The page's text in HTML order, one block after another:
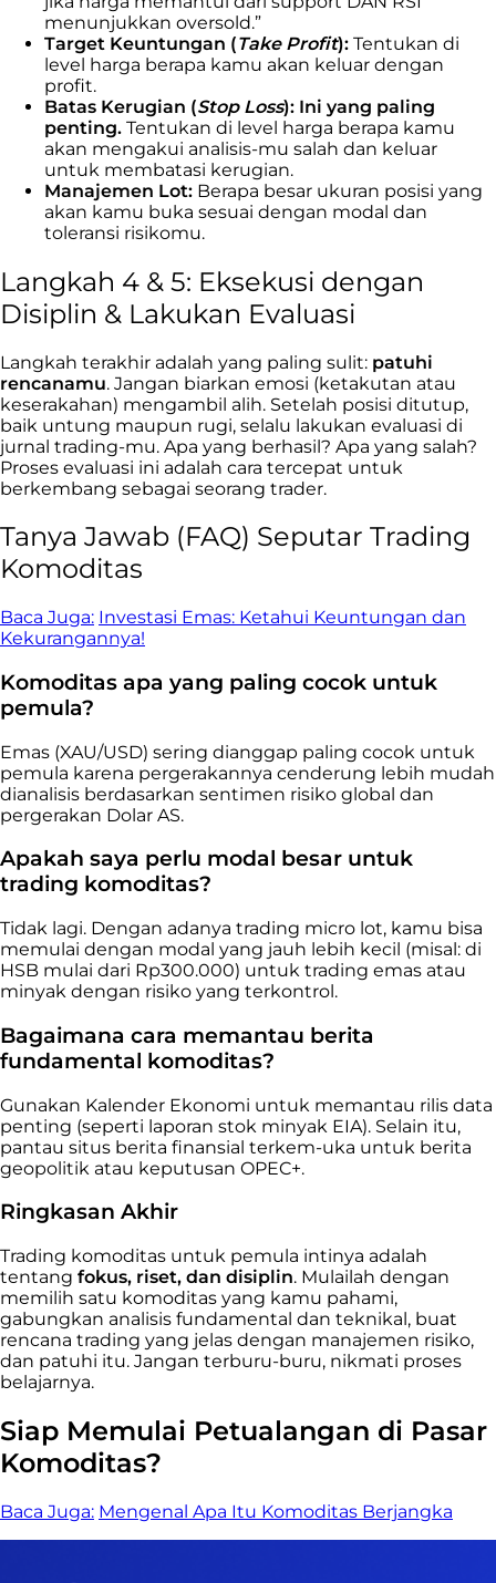
menunjukkan oversold.”
Target Keuntungan (Take Profit): Tentukan di
level harga berapa kamu akan keluar dengan
profit.
Batas Kerugian (Stop Loss): Ini yang paling
penting. Tentukan di level harga berapa kamu
akan mengakui analisis-mu salah dan keluar
untuk membatasi kerugian.
Manajemen Lot: Berapa besar ukuran posisi yang
akan kamu buka sesuai dengan modal dan
toleransi risikomu.
Langkah 4 & 5: Eksekusi dengan
Disiplin & Lakukan Evaluasi
Langkah terakhir adalah yang paling sulit: patuhi
rencanamu. Jangan biarkan emosi (ketakutan atau
keserakahan) mengambil alih. Setelah posisi ditutup,
baik untung maupun rugi, selalu lakukan evaluasi di
jurnal trading-mu. Apa yang berhasil? Apa yang salah?
Proses evaluasi ini adalah cara tercepat untuk
berkembang sebagai seorang trader.
Tanya Jawab (FAQ) Seputar Trading
Komoditas
Baca Juga: Investasi Emas: Ketahui Keuntungan dan
Kekurangannya!
Komoditas apa yang paling cocok untuk
pemula?
Emas (XAU/USD) sering dianggap paling cocok untuk
pemula karena pergerakannya cenderung lebih mudah
dianalisis berdasarkan sentimen risiko global dan
pergerakan Dolar AS.
Apakah saya perlu modal besar untuk
trading komoditas?
Tidak lagi. Dengan adanya trading micro lot, kamu bisa
memulai dengan modal yang jauh lebih kecil (misal: di
HSB mulai dari Rp300.000) untuk trading emas atau
minyak dengan risiko yang terkontrol.
Bagaimana cara memantau berita
fundamental komoditas?
Gunakan Kalender Ekonomi untuk memantau rilis data
penting (seperti laporan stok minyak EIA). Selain itu,
pantau situs berita finansial terkem-uka untuk berita
geopolitik atau keputusan OPEC+.
Ringkasan Akhir
Trading komoditas untuk pemula intinya adalah
tentang fokus, riset, dan disiplin. Mulailah dengan
memilih satu komoditas yang kamu pahami,
gabungkan analisis fundamental dan teknikal, buat
rencana trading yang jelas dengan manajemen risiko,
dan patuhi itu. Jangan terburu-buru, nikmati proses
belajarnya.
Siap Memulai Petualangan di Pasar
Komoditas?
Baca Juga: Mengenal Apa Itu Komoditas Berjangka